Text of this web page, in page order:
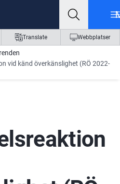
Translate Webbplatser
vid känd överkänslighet (RÖ 2022-